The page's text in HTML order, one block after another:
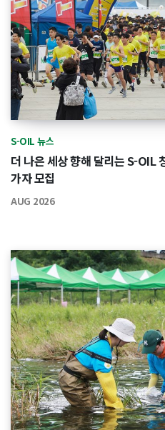
S-OIL 뉴스
더 나은 세상 향해 달리는 S-OIL
가자 모집
AUG 2026